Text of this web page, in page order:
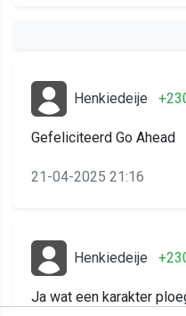
Henkiedeije
Gefeliciteerd Go Ahead
21-04-2025 21:16
Henkiedeije
Ja wat een karakter